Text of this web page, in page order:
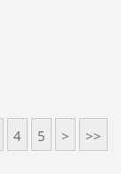
4 5 > >>